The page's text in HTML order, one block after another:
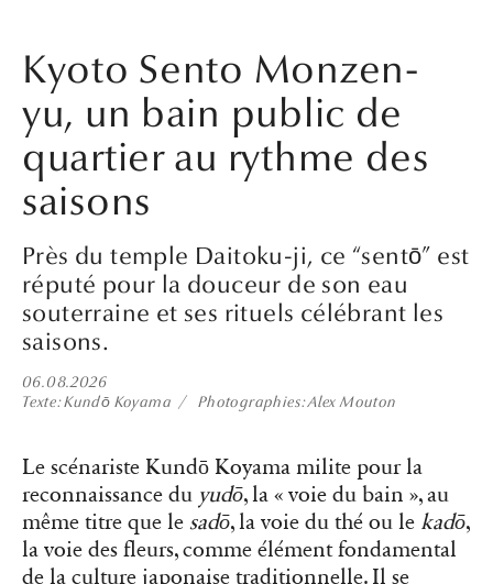
Kyoto Sento Monzen-
yu, un bain public de
quartier au rythme des
saisons
Près du temple Daitoku-ji, ce “sentō” est
réputé pour la douceur de son eau
souterraine et ses rituels célébrant les
saisons.
06.08.2026
Texte Kundō Koyama Photographies Alex Mouton
Le scénariste Kundō Koyama milite pour la
reconnaissance du yudō, la « voie du bain », au
même titre que le sadō, la voie du thé ou le kadō,
la voie des fleurs, comme élément fondamental
de la culture japonaise traditionnelle. Il se